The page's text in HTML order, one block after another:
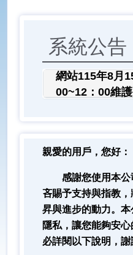
系統公告
網站115年8月
00~12：00維
親愛的用戶，您好：
感謝您使用本公
吝賜予支持與指教
昇與進步的動力。
隱私，讓您能夠安
必詳閱以下說明，謝